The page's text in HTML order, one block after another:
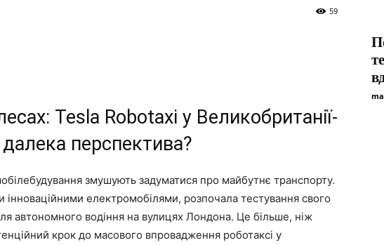
59
Tesla Robotaxi у Великобританії-
перспектива?
змушують задуматися про майбутнє транспорту.
інноваційними електромобілями, розпочала тестування свого
автономного водіння на вулицях Лондона. Це більше, ніж
крок до масового впровадження роботаксі у